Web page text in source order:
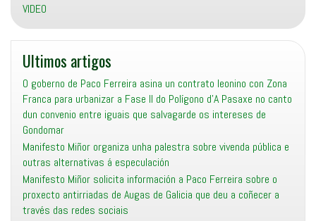
2022)
VIDEO
Ultimos artigos
O goberno de Paco Ferreira asina un contrato leonino con Zona
Franca para urbanizar a Fase II do Polígono d’A Pasaxe no canto
dun convenio entre iguais que salvagarde os intereses de
Gondomar
Manifesto Miñor organiza unha palestra sobre vivenda pública e
outras alternativas á especulación
Manifesto Miñor solicita información a Paco Ferreira sobre o
proxecto antirriadas de Augas de Galicia que deu a coñecer a
través das redes sociais